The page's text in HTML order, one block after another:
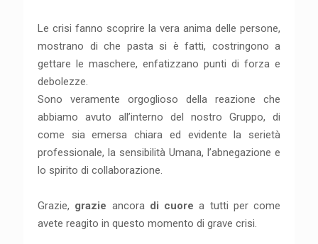
Le crisi fanno scoprire la vera anima delle persone,
mostrano di che pasta si è fatti, costringono a
gettare le maschere, enfatizzano punti di forza e
debolezze.
Sono veramente orgoglioso della reazione che
abbiamo avuto all’interno del nostro Gruppo, di
come sia emersa chiara ed evidente la serietà
professionale, la sensibilità Umana, l’abnegazione e
lo spirito di collaborazione.
Grazie, grazie ancoradi cuorea tutti per come
avete reagito in questo momento di grave crisi.